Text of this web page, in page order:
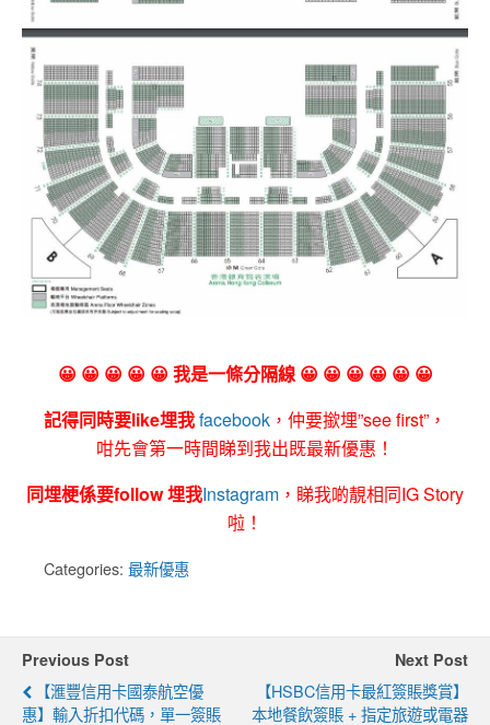
😀 😀 😀 😀 😀 我是一條分隔線 😀 😀 😀 😀 😀 😀
記得同時要like埋我facebook ，仲要撳埋”see first”，
咁先會第一時間睇到我出既最新優惠！
同埋梗係要follow 埋我Instagram ，睇我啲靚相同IG Story
啦！
Categories: 最新優惠
Previous Post
【滙豐信用卡國泰航空優
惠】輸入折扣代碼，單一簽賬
Next Post
【HSBC信用卡最紅簽賬獎賞】
本地餐飲簽賬 + 指定旅遊或電器